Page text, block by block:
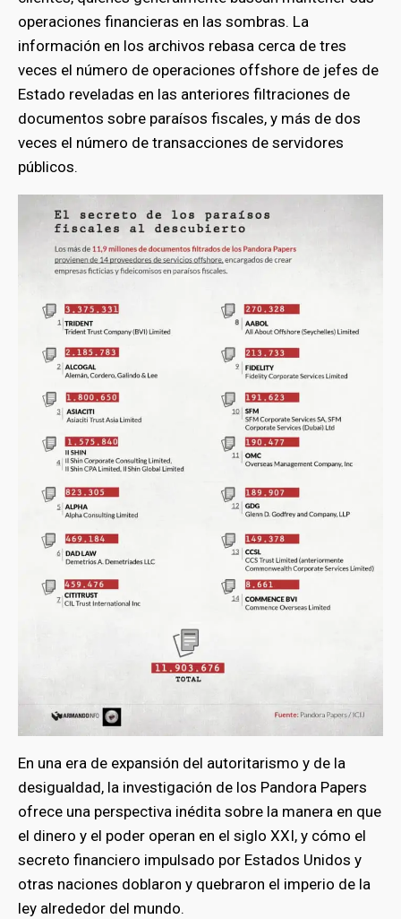
operaciones financieras en las sombras. La
información en los archivos rebasa cerca de tres
veces el número de operaciones offshore de jefes de
Estado reveladas en las anteriores filtraciones de
documentos sobre paraísos fiscales, y más de dos
veces el número de transacciones de servidores
públicos.
En una era de expansión del autoritarismo y de la
desigualdad, la investigación de los Pandora Papers
ofrece una perspectiva inédita sobre la manera en que
el dinero y el poder operan en el siglo XXI, y cómo el
secreto financiero impulsado por Estados Unidos y
otras naciones doblaron y quebraron el imperio de la
ley alrededor del mundo.